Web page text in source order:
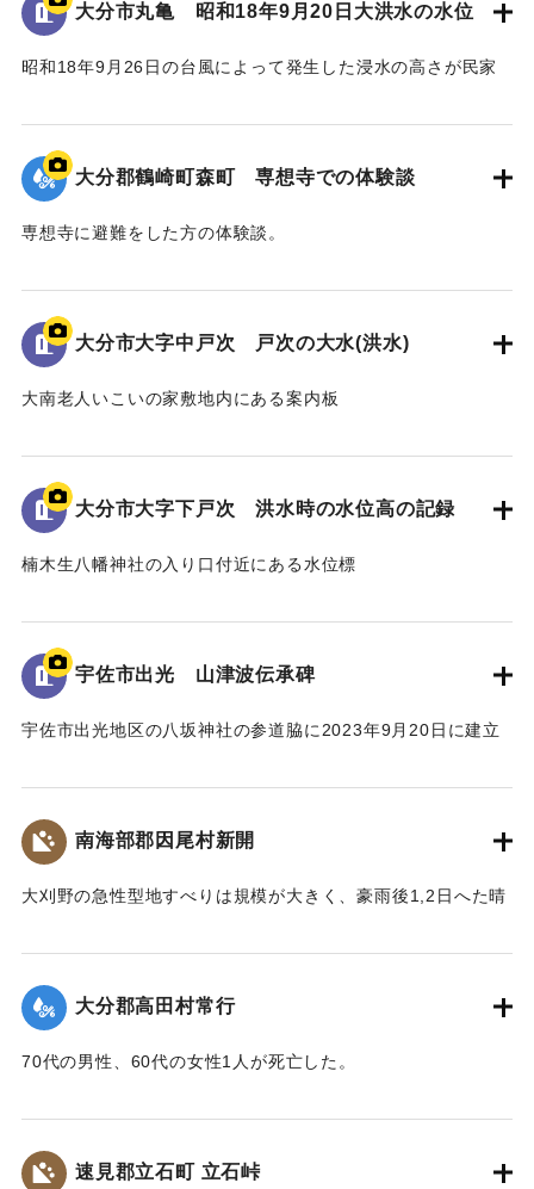
｜固有コード:00481081
大分市丸亀 昭和18年9月20日大洪水の水位
昭和18年9月26日の台風によって発生した浸水の高さが民家
れている。
｜固有コード:00481080
大分郡鶴崎町森町 専想寺での体験談
専想寺に避難をした方の体験談。
流されてきた家が境内のムクノキに引っかかった。
翌日の昼頃には水が引いていた。
大分市大字中戸次 戸次の大水(洪水)
大南老人いこいの家敷地内にある案内板
の詳細が示されている。水位は現在の地面より2.2ｍ。
倒壊家屋30戸、死者11名を出す大惨事であった。
地域住民の交流の場に設置されており、過去の災害について
【出典：案内板】
｜固有コード:
大分市大字下戸次 洪水時の水位高の記録
楠木生八幡神社の入り口付近にある水位標
録されている。水位は標高14.307ｍに到達した。
併せて昭和20年9月台風第16号、昭和36年10月の大雨によっ
て発生した洪水の水位高も記録されている。
[学生CERDの感想]
の甚大さが伺えた。
｜固有コード:00481077
宇佐市出光 山津波伝承碑
宇佐市出光地区の八坂神社の参道脇に2023年9月20日に建立
1943（昭和18）年9月20日に発生した大規模な土石流によ
り、八坂神社周辺の集落が被害を受けた。
災害発生当時の新聞には死者27人と記載されているが、近く
また、八坂神社の本殿は土石流により流失したが、石碑のそ
【碑文】
昭和一八年（一九四三年）大分県下を襲った台風二十六号
は、九月二十日、宇佐市の旧北馬城村出光地区に「山津波」
たらしただけでなく、多くの家屋をのみ込み、二十九人もの
尊い命を奪いました。
太平洋戦争中だったこともあり、新聞にも大きくは取り扱
南海部郡因尾村新開
大刈野の急性型地すべりは規模が大きく、豪雨後1,2日へた晴
り、500m上流の新開部落の小学校校舎を浮上し、2.5～3Km
上流に逆流させ、樫ノ峯部落の下流1Kmのところでとまっ
た。天然ダムはその後きれて下流に大水害を与えている。奥
戸主はいまもなお行方不明である。
【出典：日本の国土 : 自然と開発 下（小出博,東京大学出版
大分郡高田村常行
70代の男性、60代の女性1人が死亡した。
｜固有コード:00481071
速見郡立石町 立石峠